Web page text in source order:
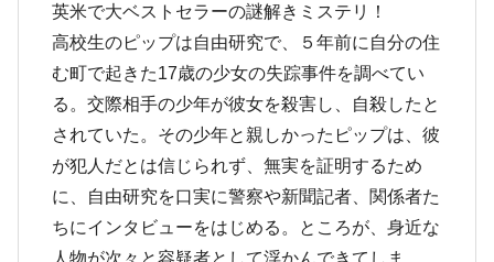
英米で大ベストセラーの謎解きミステリ！
高校生のピップは自由研究で、５年前に自分の住
む町で起きた17歳の少女の失踪事件を調べてい
る。交際相手の少年が彼女を殺害し、自殺したと
されていた。その少年と親しかったピップは、彼
が犯人だとは信じられず、無実を証明するため
に、自由研究を口実に警察や新聞記者、関係者た
ちにインタビューをはじめる。ところが、身近な
人物が次々と容疑者として浮かんできてしま